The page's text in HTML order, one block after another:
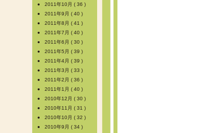
2011年10月 ( 36 )
2011年9月 ( 40 )
2011年8月 ( 41 )
2011年7月 ( 40 )
2011年6月 ( 30 )
2011年5月 ( 39 )
2011年4月 ( 39 )
2011年3月 ( 33 )
2011年2月 ( 36 )
2011年1月 ( 40 )
2010年12月 ( 30 )
2010年11月 ( 31 )
2010年10月 ( 32 )
2010年9月 ( 34 )